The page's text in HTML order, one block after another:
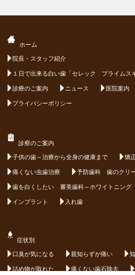
ホーム
院長・スタッフ紹介
１日で出来る白い歯「セレック プライムス
診療のご案内 ニュース 医院案内
プライバシーポリシー
診察のご案内
子供の歯～治療から全身の健康まで
矯
痛くない虫歯治療 予防歯科 歯のクリ
歯を白くしたい 審美歯科～ホワイトニング
インプラント 入れ歯
症状別
口臭が気になる
親知らずが痛い
詰め物が取れた 痛くない歯石除去